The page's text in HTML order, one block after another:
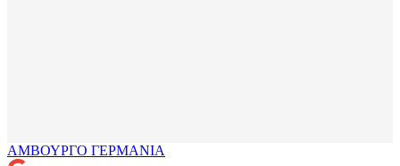
ΑΜΒΟΥΡΓΟ ΓΕΡΜΑΝΙΑ